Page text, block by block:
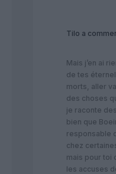
Tilo a
Mais j’en ai
de tes
morts, aller
des choses
je raconte
bien que
responsable
chez
mais pour toi
les accuses